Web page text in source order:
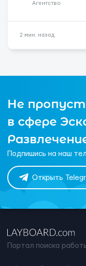
Агентство
2 мин. назад
Не
в сфере
Подпишись на наш
Открыть
Портал поиска